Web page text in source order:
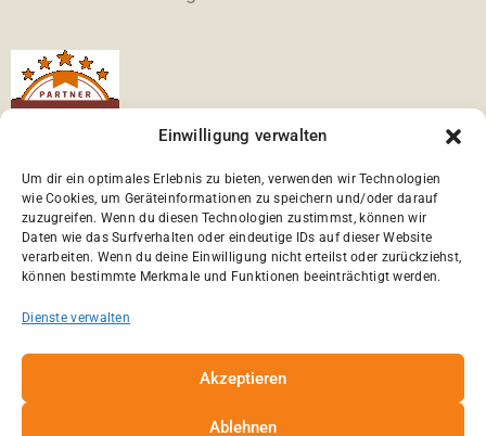
Einwilligung verwalten
Um dir ein optimales Erlebnis zu bieten, verwenden wir Technologien
wie Cookies, um Geräteinformationen zu speichern und/oder darauf
zuzugreifen. Wenn du diesen Technologien zustimmst, können wir
Daten wie das Surfverhalten oder eindeutige IDs auf dieser Website
verarbeiten. Wenn du deine Einwilligung nicht erteilst oder zurückziehst,
können bestimmte Merkmale und Funktionen beeinträchtigt werden.
Dienste verwalten
Akzeptieren
Ablehnen
Willkommen bei der tierlieben
Reisemobilvermietung im Großraum München.
Wir bieten Ihnen hundefreundliche Wohnmobile für
Ihren Traumurlaub.
Vom Camping-Einsteiger bis zum Caravaning-
Kenner – bei uns mieten Sie das perfekte
Wohnmobil für bis zu 4 Personen mit Hund.